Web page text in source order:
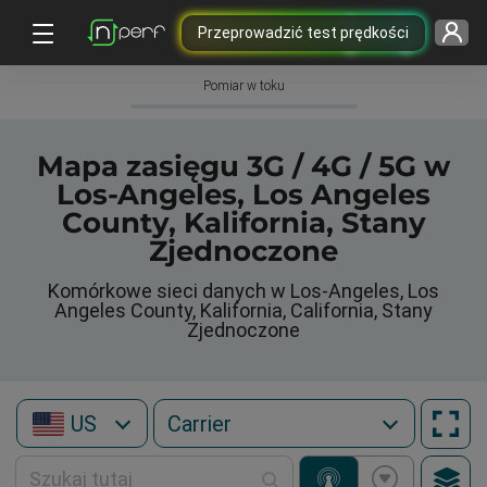
Przeprowadzić test prędkości
Pomiar w toku
Mapa zasięgu 3G / 4G / 5G w
Los-Angeles, Los Angeles
County, Kalifornia, Stany
Zjednoczone
Komórkowe sieci danych w Los-Angeles, Los
Angeles County, Kalifornia, California, Stany
Zjednoczone
US